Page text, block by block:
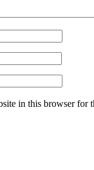
in this browser for